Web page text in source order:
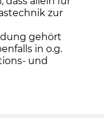
zur
gehört
in o.g.
und